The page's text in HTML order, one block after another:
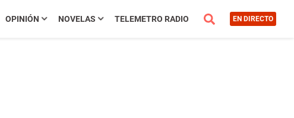
OPINIÓN NOVELAS TELEMETRO RADIO EN DIRECTO